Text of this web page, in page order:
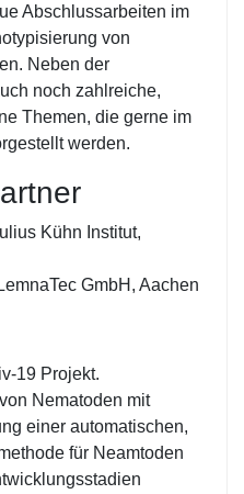
Abschlussarbeiten im
von
Neben der
noch zahlreiche,
Themen, die gerne im
werden.
Kühn Institut,
GmbH, Aachen
19 Projekt.
Nematoden mit
einer automatischen,
für Neamtoden